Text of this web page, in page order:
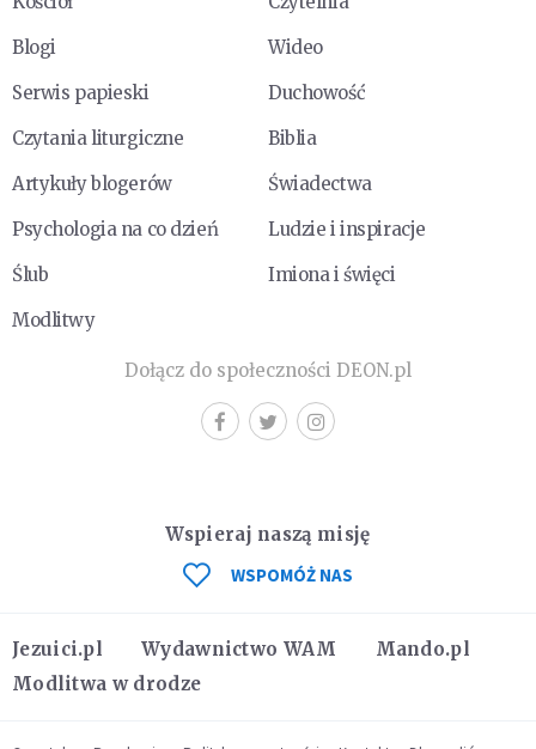
Blogi
Wideo
Serwis papieski
Duchowość
Czytania liturgiczne
Biblia
Artykuły blogerów
Świadectwa
Psychologia na co dzień
Ludzie i inspiracje
Ślub
Imiona i święci
Modlitwy
Dołącz do społeczności DEON.pl
Jezuici.pl Wydawnictwo WAM
Mando.pl
Modlitwa w drodze
Wspieraj naszą misję
WSPOMÓŻ NAS